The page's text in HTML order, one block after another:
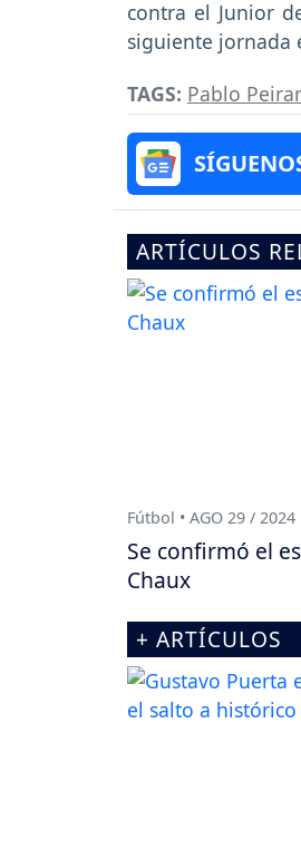
contra el Junior
siguiente jornada
TAGS: Pablo
ARTÍCULOS
Fútbol • AGO 29 / 2024
Se confirmó el
Chaux
+ ARTÍCULOS